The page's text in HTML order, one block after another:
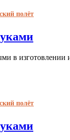
полёт
в
полёт